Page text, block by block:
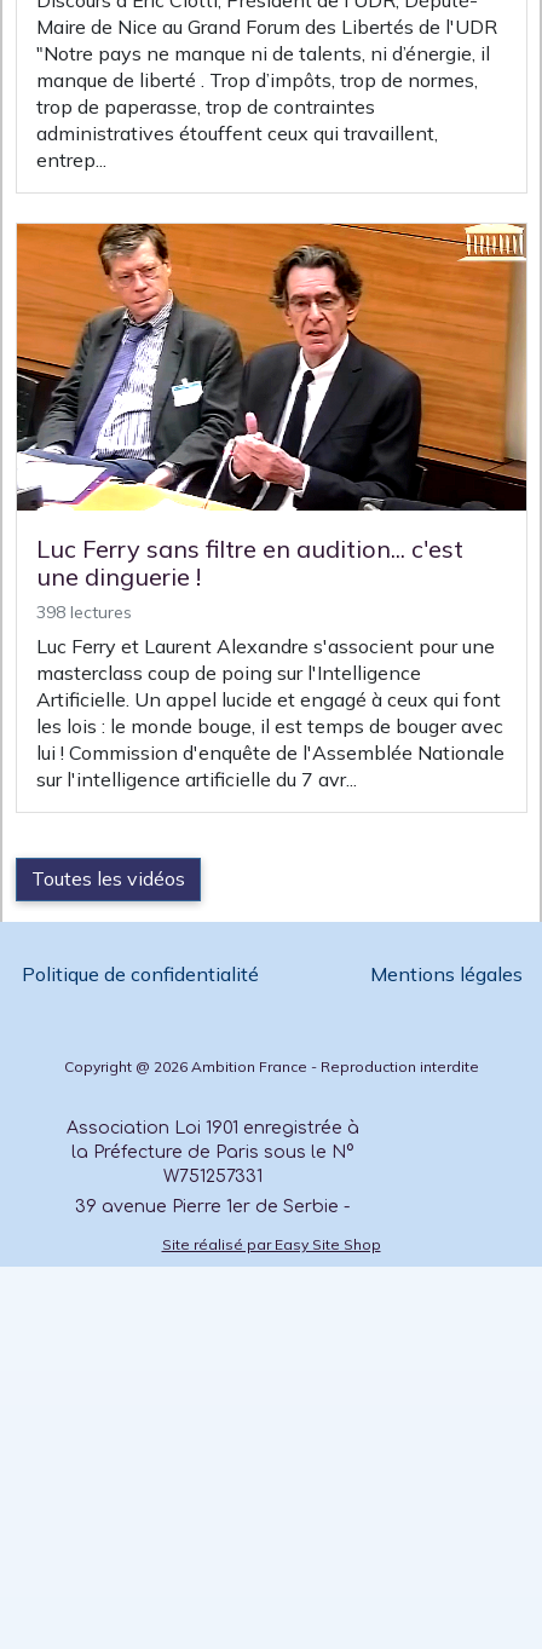
Maire de Nice au Grand Forum des Libertés de l'UDR
"Notre pays ne manque ni de talents, ni d’énergie, il
manque de liberté . Trop d’impôts, trop de normes,
trop de paperasse, trop de contraintes
administratives étouffent ceux qui travaillent,
entrep...
Luc Ferry sans filtre en audition... c'est
une dinguerie !
398 lectures
Luc Ferry et Laurent Alexandre s'associent pour une
masterclass coup de poing sur l'Intelligence
Artificielle. Un appel lucide et engagé à ceux qui font
les lois : le monde bouge, il est temps de bouger avec
lui ! Commission d'enquête de l'Assemblée Nationale
sur l'intelligence artificielle du 7 avr...
Toutes les vidéos
Politique de confidentialité Mentions légales
Association Loi 1901 enregistrée à
la Préfecture de Paris sous le N°
W751257331
39 avenue Pierre 1er de Serbie -
Copyright @ 2026 Ambition France - Reproduction interdite
Site réalisé par Easy Site Shop